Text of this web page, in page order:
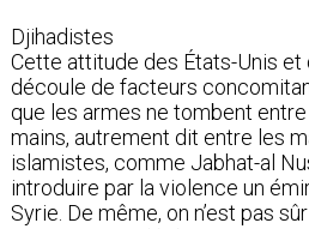
Djihadistes
Cette attitude des États-Unis et
découle de facteurs
que les armes ne tombent
mains, autrement dit entre les
islamistes, comme Jabhat-al
introduire par la violence un
Syrie. De même, on n’est pas